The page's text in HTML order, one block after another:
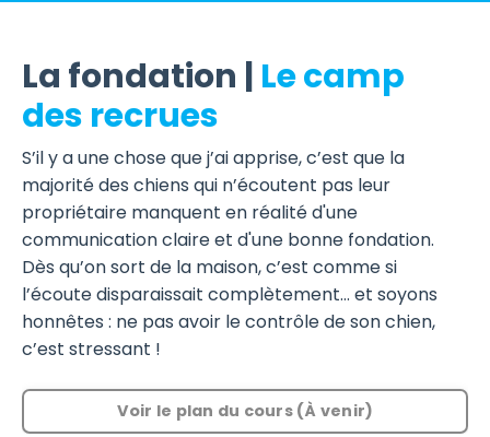
La fondation | Le camp
des recrues
S’il y a une chose que j’ai apprise, c’est que la
majorité des chiens qui n’écoutent pas leur
propriétaire manquent en réalité d'une
communication claire et d'une bonne fondation.
Dès qu’on sort de la maison, c’est comme si
l’écoute disparaissait complètement… et soyons
honnêtes : ne pas avoir le contrôle de son chien,
c’est stressant !
Voir le plan du cours (À venir)